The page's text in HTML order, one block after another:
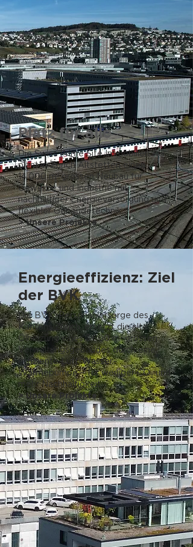
Platz für alle
Die Swiss Prime Site Immobilien AG
plant in Zürich Altstetten einen
14.000 m² grossen Neubau für
Gewerbe und Industrie mit
nachhaltiger Energieversorgung und
flexibler Gebäudetechnik.
> Unsere Projekte
Energieeffizienz: Ziel
der BVK
Die BVK, Personalvorsorge des
Kantons Zürich, ersetzt die alte
Ölheizung eines 3.600 m² grossen
Verwaltungsgebäudes durch eine
effiziente Luft-Wasser-
Wärmepumpe – für weniger CO₂ und
mehr Nachhaltigkeit.
> Unsere Projekte